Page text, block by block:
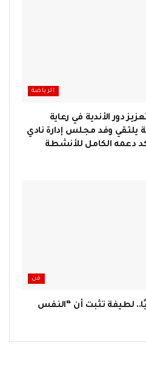
الرياضة
دور الأندية في رعاية
يلتقي وفد مجلس إدارة نادي
دعمه الكامل للأنشطة
فن
لطيفة تثبت أن “النفس